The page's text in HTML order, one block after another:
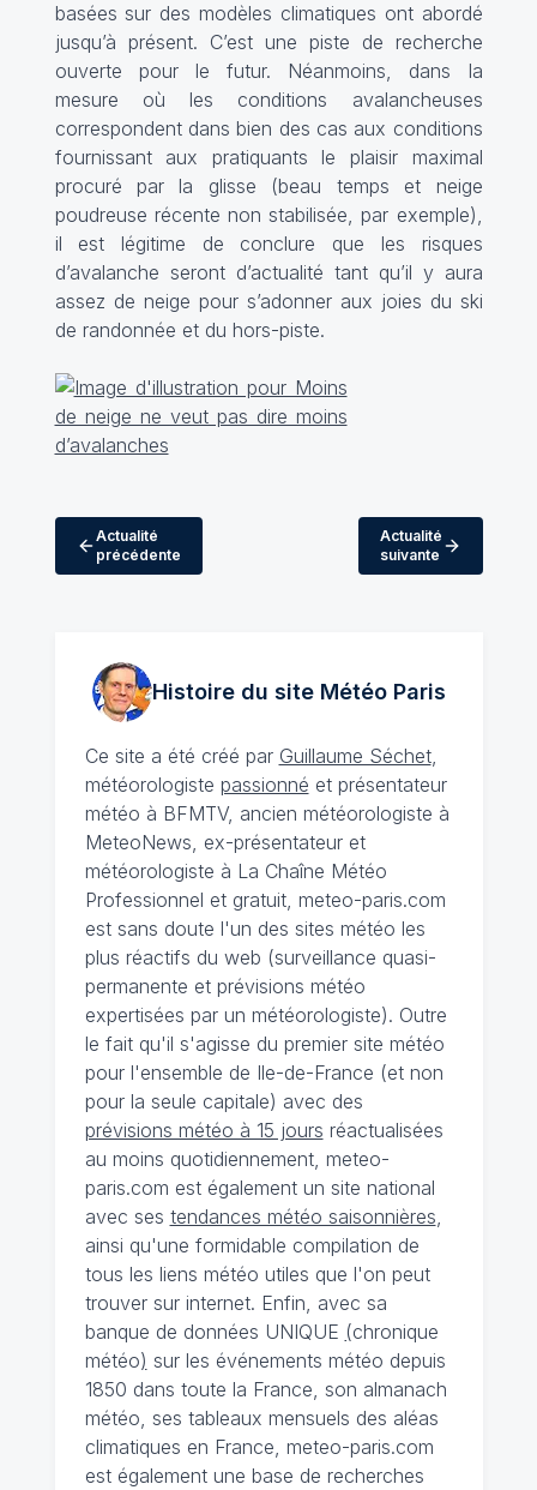
basées sur des modèles climatiques ont abordé
jusqu’à présent. C’est une piste de recherche
ouverte pour le futur. Néanmoins, dans la
mesure où les conditions avalancheuses
correspondent dans bien des cas aux conditions
fournissant aux pratiquants le plaisir maximal
procuré par la glisse (beau temps et neige
poudreuse récente non stabilisée, par exemple),
il est légitime de conclure que les risques
d’avalanche seront d’actualité tant qu’il y aura
assez de neige pour s’adonner aux joies du ski
de randonnée et du hors-piste.
Actualité
précédente
Actualité
suivante
Histoire du site MétéoParis
Ce site a été créé par Guillaume Séchet,
météorologiste passionné et présentateur
météo à BFMTV, ancien météorologiste à
MeteoNews, ex-présentateur et
météorologiste à La Chaîne Météo
Professionnel et gratuit, meteo-paris.com
est sans doute l'un des sites météo les
plus réactifs du web (surveillance quasi-
permanente et prévisions météo
expertisées par un météorologiste). Outre
le fait qu'il s'agisse du premier site météo
pour l'ensemble de Ile-de-France (et non
pour la seule capitale) avec des
prévisions météo à 15 jours réactualisées
au moins quotidiennement, meteo-
paris.com est également un site national
avec ses tendances météo saisonnières,
ainsi qu'une formidable compilation de
tous les liens météo utiles que l'on peut
trouver sur internet. Enfin, avec sa
banque de données UNIQUE (chronique
météo) sur les événements météo depuis
1850 dans toute la France, son almanach
météo, ses tableaux mensuels des aléas
climatiques en France, meteo-paris.com
est également une base de recherches